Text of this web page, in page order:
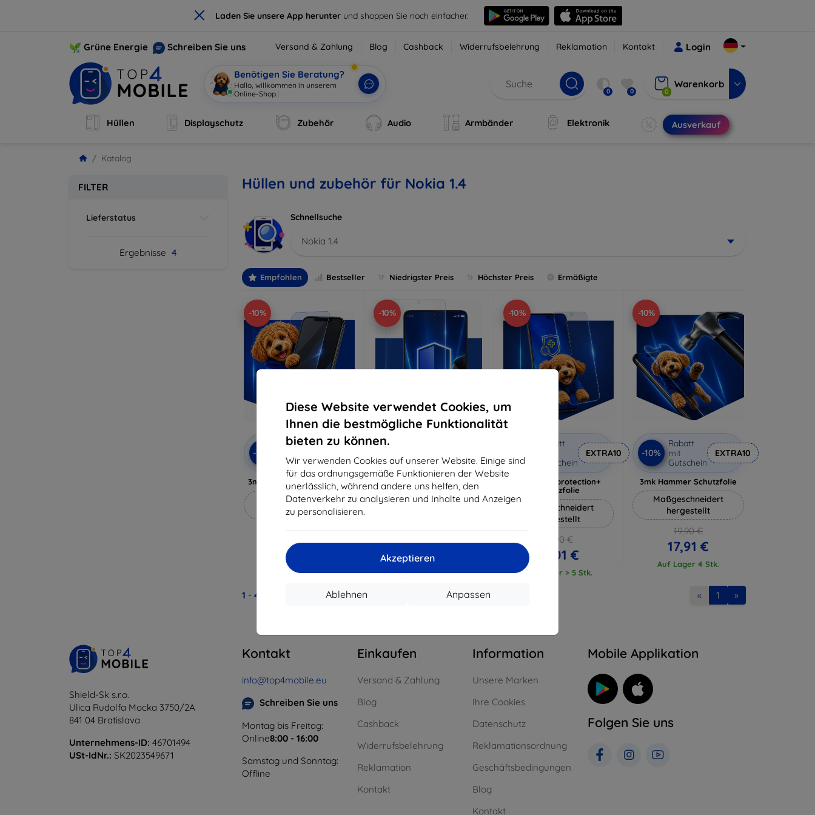
× Laden Sie unsere App herunter und shoppen Sie noch einfacher.
Diese Website verwendet Cookies, um
Ihnen die bestmögliche Funktionalität
bieten zu können.
Wir verwenden Cookies auf unserer Website. Einige sind
für das ordnungsgemäße Funktionieren der Website
unerlässlich, während andere uns helfen, den
Datenverkehr zu analysieren und Inhalte und Anzeigen
zu personalisieren.
Akzeptieren
Anpassen
Ablehnen
Grüne Energie Schreiben Sie uns Versand & Zahlung Blog Cashback Widerrufsbelehrung Reklamation Kontakt Login
Benötigen Sie Beratung?
Hallo, willkommen in unserem
Online-Shop.
0 0 0
Warenkorb
Hüllen Displayschutz Zubehör Audio Armbänder Elektronik Ausverkauf
Katalog
FILTER
Lieferstatus
Ergebnisse 4
Hüllen und zubehör für Nokia 1.4
Schnellsuche
Nokia 1.4
Empfohlen Bestseller Niedrigster Preis Höchster Preis Ermäßigte
-10%
-10%
Rabatt
Gutschein
3mk Anti-Shock Schutzglas
Maßgeschneidert
hergestellt
15,21 €
Auf Lager > 5 Stk.
-10%
Gutschein
3mk Pure Matt Schutzglas
Maßgeschneidert
11,61 €
Auf Lager > 5 Stk.
-10%
Rabatt
Gutschein
EXTRA10
3mk Silverprotection+
Schutzfolie
Maßgeschneidert
hergestellt
18,90 €
17,01 €
Auf Lager > 5 Stk.
-10%
-10%
Rabatt
mit
Gutschein
EXTRA10
3mk Hammer Schutzfolie
Maßgeschneidert
hergestellt
19,90 €
17,91 €
Auf Lager 4 Stk.
1 - 4 « 1 »
Shield-Sk s.r.o.
Ulica Rudolfa Mocka 3750/2A
841 04 Bratislava
Unternehmens-ID: 46701494
USt-IdNr.: SK2023549671
Kontakt
info@top4mobile.eu
Schreiben Sie uns
Montag bis Freitag:
Online8:00 - 16:00
Samstag und Sonntag:
Offline
Einkaufen
Versand & Zahlung
Blog
Cashback
Widerrufsbelehrung
Reklamation
Kontakt
Information
Unsere Marken
Ihre Cookies
Datenschutz
Reklamationsordnung
Geschäftsbedingungen
Blog
Kontakt
Mobile Applikation
Folgen Sie uns